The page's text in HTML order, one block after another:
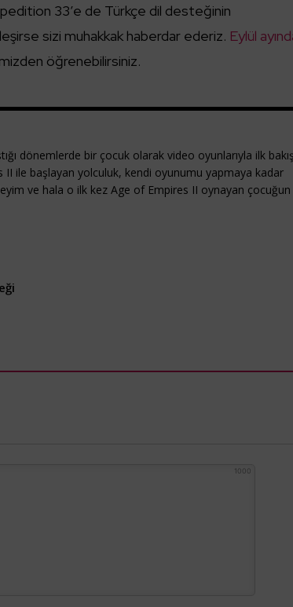
33’e de Türkçe dil desteğinin
sizi muhakkak haberdar ederiz. Eylül
öğrenebilirsiniz.
dönemlerde bir çocuk olarak video oyunlarıyla ilk
II ile başlayan yolculuk, kendi oyunumu yapmaya kadar
ve hala o ilk kez Age of Empires II oynayan çocuğun
1000